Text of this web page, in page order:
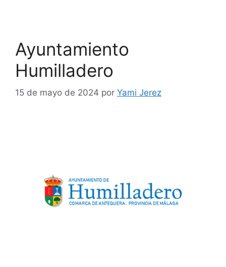
Ayuntamiento
Humilladero
15 de mayo de 2024 por Yami Jerez